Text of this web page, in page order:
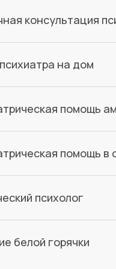
консультация
на дом
помощь
помощь в
психолог
белой горячки